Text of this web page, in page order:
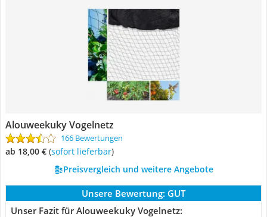
Alouweekuky Vogelnetz
166 Bewertungen
ab 18,00 € ( Sofort lieferbar)
Preisvergleich und weitere Angebote
Unsere Bewertung: GUT
Unser Fazit für Alouweekuky Vogelnetz: